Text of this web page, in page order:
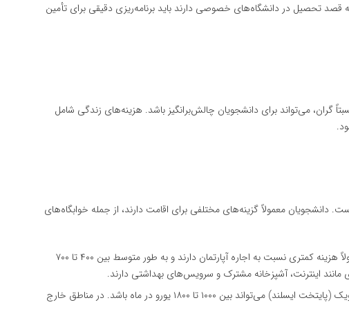
تحصیل در دانشگاه‌های خصوصی دارند باید برنامه‌ریزی دقیقی برای تأمین
گران، می‌تواند برای دانشجویان چالش‌برانگیز باشد. هزینه‌های زندگی شامل
دانشجویان معمولاً گزینه‌های مختلفی برای اقامت دارند، از جمله خوابگاه‌های
: خوابگاه‌های دانشگاهی معمولاً هزینه کمتری نسبت به اجاره آپارتمان دارند و به طور متوسط بین ۴۰۰ تا ۷۰۰
مانند اینترنت، آشپزخانه مشترک و سرویس‌های بهداشتی دارند.
: اجاره یک آپارتمان یک‌خوابه در ریکیاویک (پایتخت ایسلند) می‌تواند بین ۱۰۰۰ تا ۱۸۰۰ یورو در ماه باشد. در مناطق خارج